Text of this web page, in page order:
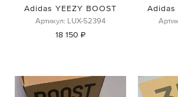
Adidas YEEZY BOOST
Артикул: LUX-52394
18 150 ₽
Adidas